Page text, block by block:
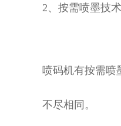
2、按需喷墨技术
喷码机有按需喷
不尽相同。